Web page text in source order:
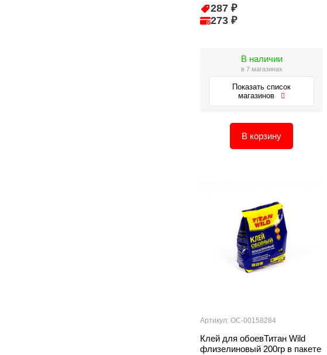
287 ₽
273 ₽
В наличии
в 7 магазинах
Показать список
магазинов
В корзину
Артикул: ОС-00158284
Клей для обоевТитан Wild
флизелиновый 200гр в пакете